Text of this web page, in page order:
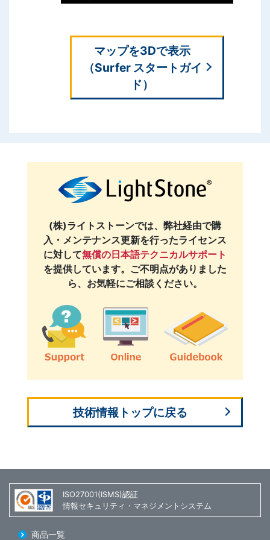
マップを3Dで表示
（Surfer スタートガイ
ド）
(株)ライトストーンでは、弊社経由で購
入・メンテナンス更新を行ったライセンス
に対して無償の日本語テクニカルサポート
を提供しています。ご不明点がありました
ら、お気軽にご相談ください。
技術情報トップに戻る
ISO27001(ISMS)認証
情報セキュリティ・マネジメントシステム
商品一覧